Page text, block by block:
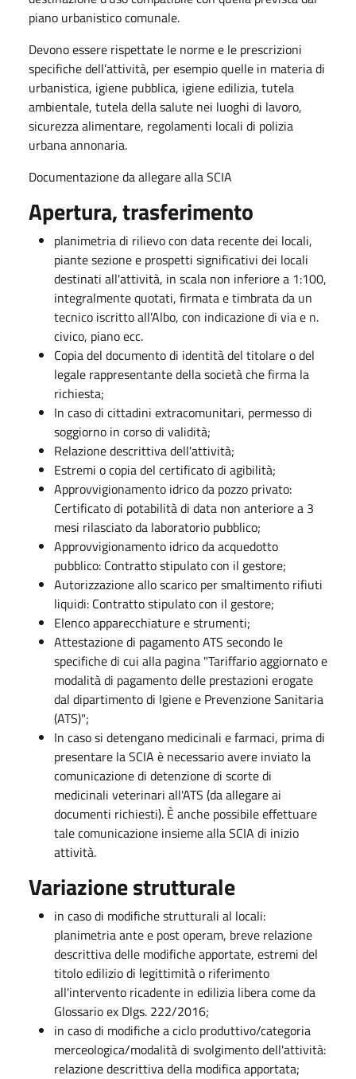
piano urbanistico comunale.
Devono essere rispettate le norme e le prescrizioni
specifiche dell’attività, per esempio quelle in materia di
urbanistica, igiene pubblica, igiene edilizia, tutela
ambientale, tutela della salute nei luoghi di lavoro,
sicurezza alimentare, regolamenti locali di polizia
urbana annonaria.
Documentazione da allegare alla SCIA
Apertura, trasferimento
planimetria di rilievo con data recente dei locali,
piante sezione e prospetti significativi dei locali
destinati all'attività, in scala non inferiore a 1:100,
integralmente quotati, firmata e timbrata da un
tecnico iscritto all’Albo, con indicazione di via e n.
civico, piano ecc.
Copia del documento di identità del titolare o del
legale rappresentante della società che firma la
richiesta;
In caso di cittadini extracomunitari, permesso di
soggiorno in corso di validità;
Relazione descrittiva dell'attività;
Estremi o copia del certificato di agibilità;
Approvvigionamento idrico da pozzo privato:
Certificato di potabilità di data non anteriore a 3
mesi rilasciato da laboratorio pubblico;
Approvvigionamento idrico da acquedotto
pubblico: Contratto stipulato con il gestore;
Autorizzazione allo scarico per smaltimento rifiuti
liquidi: Contratto stipulato con il gestore;
Elenco apparecchiature e strumenti;
Attestazione di pagamento ATS secondo le
specifiche di cui alla pagina "Tariffario aggiornato e
modalità di pagamento delle prestazioni erogate
dal dipartimento di Igiene e Prevenzione Sanitaria
(ATS)";
In caso si detengano medicinali e farmaci, prima di
presentare la SCIA è necessario avere inviato la
comunicazione di detenzione di scorte di
medicinali veterinari all'ATS (da allegare ai
documenti richiesti). È anche possibile effettuare
tale comunicazione insieme alla SCIA di inizio
attività.
Variazione strutturale
in caso di modifiche strutturali al locali:
planimetria ante e post operam, breve relazione
descrittiva delle modifiche apportate, estremi del
titolo edilizio di legittimità o riferimento
all'intervento ricadente in edilizia libera come da
Glossario ex Dlgs. 222/2016;
in caso di modifiche a ciclo produttivo/categoria
merceologica/modalità di svolgimento dell'attività:
relazione descrittiva della modifica apportata;